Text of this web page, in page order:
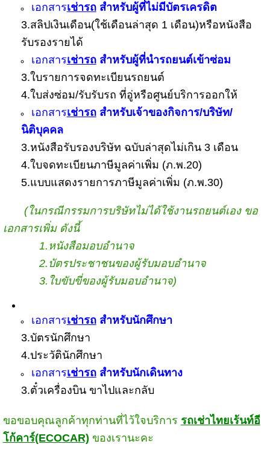
เอกสารเช่ารถสำหรับผู้ที่ไม่มีบัตรเครดิต
3.สลิปเงินเดือน(ใช้เดือนล่าสุด 1 เดือน)หรือหนังสือ
รับรองรายได้
เอกสารเช่ารถสำหรับผู้ที่นำรถยนต์เข้าซ่อม
3.ใบรายการจดทะเบียนรถยนต์
4.ใบส่งซ่อม/รับรับรถ ที่อู่หรือศูนย์บริการออกให้
เอกสารเช่ารถสำหรับเจ้าของกิจการ/บริษัท/
นิติบุคคล
3.หนังสือรับรองบริษัท ฉบับล่าสุดไม่เกิน 3 เดือน
4.ใบจดทะเบียนภาษีมูลค่าเพิ่ม (ภ.พ.20)
5.แบบแสดงรายการภาษีมูลค่าเพิ่ม (ภ.พ.30)
(ในกรณีกรรมการบริษัทไม่ได้ใช้งานรถยนต์เอง ขอ
เอกสารเพิ่ม ดังนี้
1.หนังสือมอบอำนาจ
2.บัตรประชาชนของผู้รับมอบอำนาจ
3.ใบขับขี่ของผู้รับมอบอำนาจ)
เอกสารเช่ารถสำหรับนักศึกษา
3.บัตรนักศึกษา
4.ประวัตินักศึกษา
เอกสารเช่ารถสำหรับนักเดินทาง
3.ตั๋วเครื่องบิน ขาไปและกลับ
ขอขอบคุณลูกค้าทุกท่านที่ไว้ใจบริการ รถเช่าไทยเร้นท์อี
โก้คาร์(ECOCAR) ของเรานะคะ